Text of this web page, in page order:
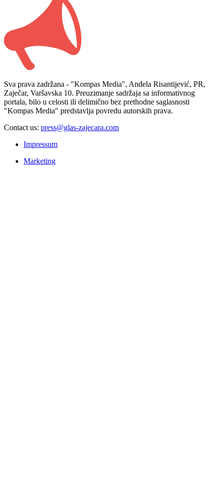
Sva prava zadržana - "Kompas Media", Anđela Risantijević, PR,
Zaječar, Varšavska 10. Preuzimanje sadržaja sa informativnog
portala, bilo u celosti ili delimično bez prethodne saglasnosti
"Kompas Media" predstavlja povredu autorskih prava.
Contact us: press@glas-zajecara.com
Impressum
Marketing